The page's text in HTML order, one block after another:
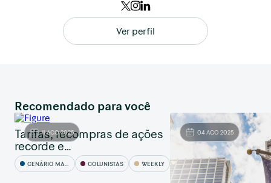
Ver perfil
Recomendado para você
11 AGO 2025
Tarifas, recompras de ações
recorde e…
CENÁRIO MACRO COLUNISTAS WEEKLY
04 AGO 2025